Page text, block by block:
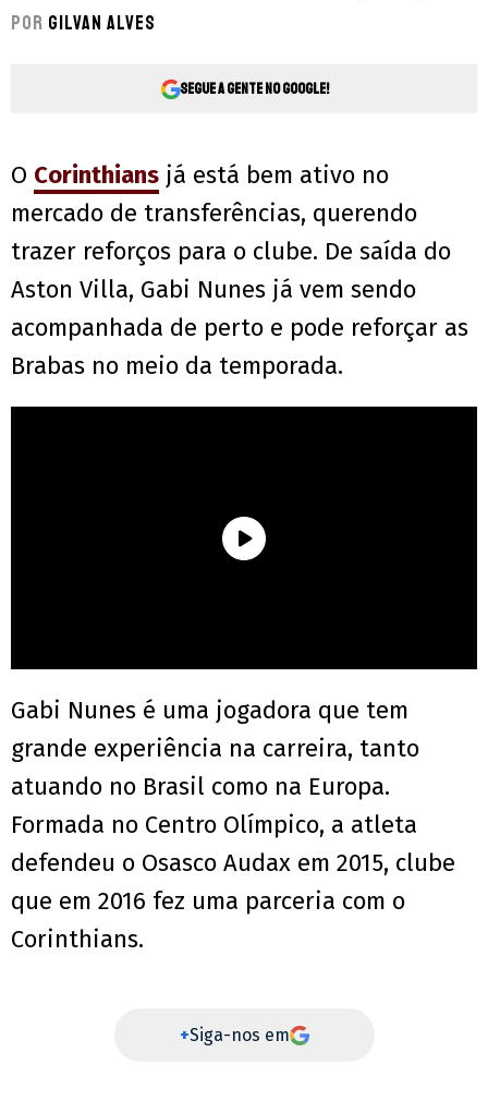
Por Gilvan Alves
Segue a gente no Google!
O Corinthians já está bem ativo no
mercado de transferências, querendo
trazer reforços para o clube. De saída do
Aston Villa, Gabi Nunes já vem sendo
acompanhada de perto e pode reforçar as
Brabas no meio da temporada.
Gabi Nunes é uma jogadora que tem
grande experiência na carreira, tanto
atuando no Brasil como na Europa.
Formada no Centro Olímpico, a atleta
defendeu o Osasco Audax em 2015, clube
que em 2016 fez uma parceria com o
Corinthians.
+Siga-nos em